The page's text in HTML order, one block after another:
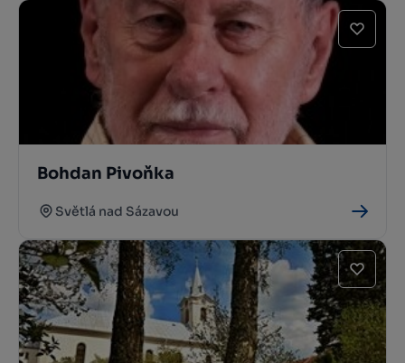
Bohdan Pivoňka
Světlá nad Sázavou